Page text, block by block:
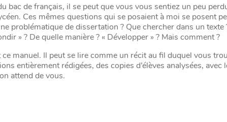
bac de français, il se peut que vous vous sentiez un peu
Ces mêmes questions qui se posaient à moi se posent
problématique de dissertation ? Que chercher dans un texte
» ? De quelle manière ? « Développer » ? Mais comment ?
Il peut se lire comme un récit au fil duquel vous
entièrement rédigées, des copies d’élèves analysées, avec
attend de vous.